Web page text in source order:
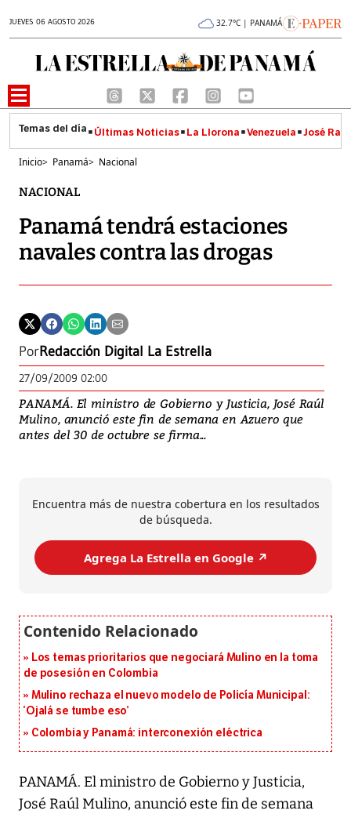
JUEVES 06 AGOSTO 2026 32.7°C | PANAMÁ
Últimas Noticias La Llorona Venezuela José
Inicio> Panamá> Nacional
NACIONAL
Panamá tendrá estaciones
navales contra las drogas
PorRedacción Digital La Estrella
27/09/2009 02:00
PANAMÁ. El ministro de Gobierno y Justicia, José Raúl
Mulino, anunció este fin de semana en Azuero que
antes del 30 de octubre se firma...
Encuentra más de nuestra cobertura en los resultados
de búsqueda.
Agrega La Estrella en Google ↗️
Los temas prioritarios que negociará Mulino en la toma
de posesión en Colombia
Mulino rechaza el nuevo modelo de Policía Municipal:
‘Ojalá se tumbe eso’
Colombia y Panamá: interconexión eléctrica
PANAMÁ. El ministro de Gobierno y Justicia,
José Raúl Mulino, anunció este fin de semana